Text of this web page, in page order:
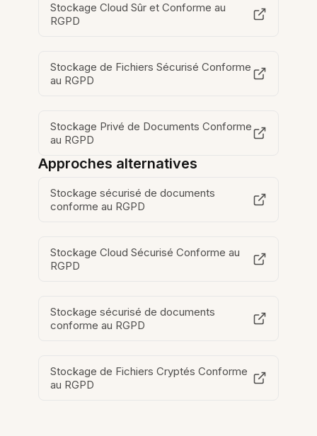
Stockage Cloud Sûr et Conforme au
RGPD
Stockage de Fichiers Sécurisé Conforme
au RGPD
Stockage Privé de Documents Conforme
au RGPD
Approches alternatives
Stockage sécurisé de documents
conforme au RGPD
Stockage Cloud Sécurisé Conforme au
RGPD
Stockage sécurisé de documents
conforme au RGPD
Stockage de Fichiers Cryptés Conforme
au RGPD